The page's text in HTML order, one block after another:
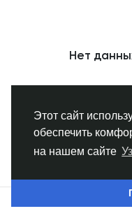
Этот сайт
обеспечить
на нашем сайте
Популярные
Найти
Нет